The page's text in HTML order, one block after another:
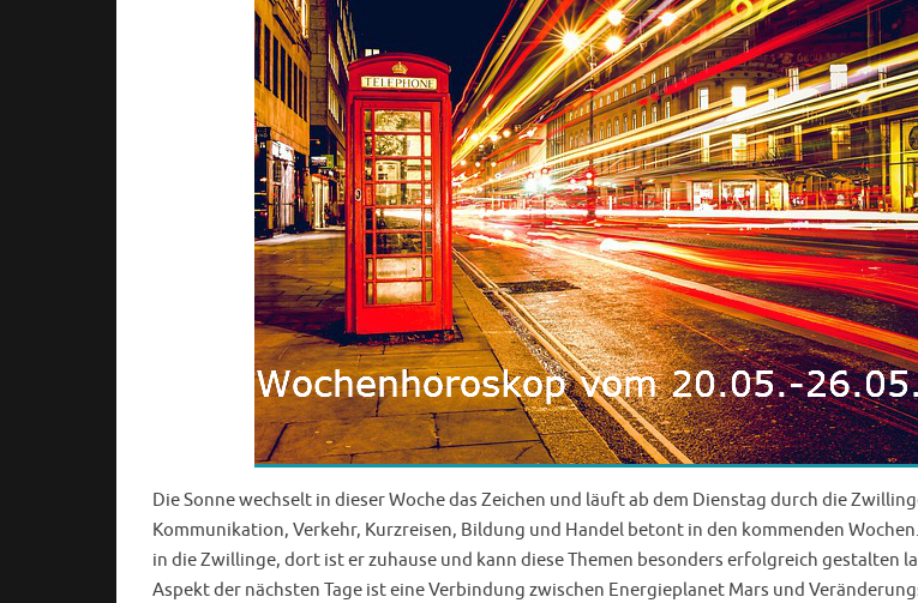
Die Sonne wechselt in dieser Woche das Zeichen und läuft ab dem Dienstag durch die
Kommunikation, Verkehr, Kurzreisen, Bildung und Handel betont in den kommenden
in die Zwillinge, dort ist er zuhause und kann diese Themen besonders erfolgreich gestalten
Aspekt der nächsten Tage ist eine Verbindung zwischen Energieplanet Mars und